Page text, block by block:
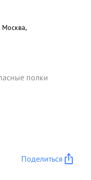
Москва,
полки
Поделиться